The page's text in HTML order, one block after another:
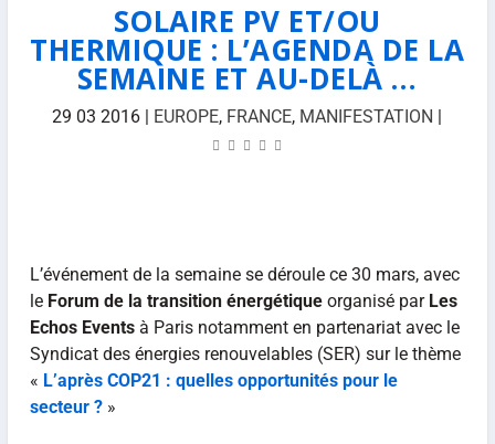
SOLAIRE PV ET/OU
THERMIQUE : L’AGENDA DE LA
SEMAINE ET AU-DELÀ …
29 03 2016 | EUROPE, FRANCE, MANIFESTATION |
L’événement de la semaine se déroule ce 30 mars, avec
le Forum de la transition énergétiqueorganisé par Les
Echos Eventsà Paris notamment en partenariat avec le
Syndicat des énergies renouvelables (SER) sur le thème
« L’après COP21 : quelles opportunités pour le
secteur ?»